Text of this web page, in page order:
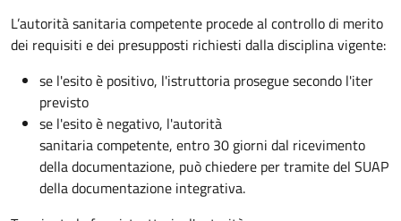
L’autorità sanitaria competente procede al controllo di merito
dei requisiti e dei presupposti richiesti dalla disciplina vigente:
se l'esito è positivo, l'istruttoria prosegue secondo l'iter
previsto
se l'esito è negativo, l'autorità
sanitaria competente, entro 30 giorni dal ricevimento
della documentazione, può chiedere per tramite del SUAP
della documentazione integrativa.